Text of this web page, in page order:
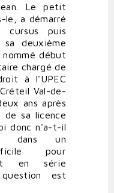
Le petit
le, a démarré
cursus puis
deuxième
début
chargé de
à l'UPEC
Val-de-
ans après
de sa licence
donc n'a-t-il
dans un
pour
en série
est